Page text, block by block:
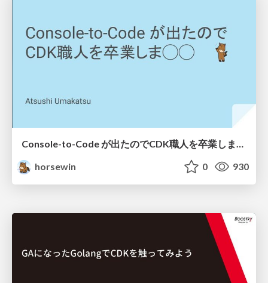
Console-to-Code が出たのでCDK職人を卒業しま◯◯
horsewin
0 930